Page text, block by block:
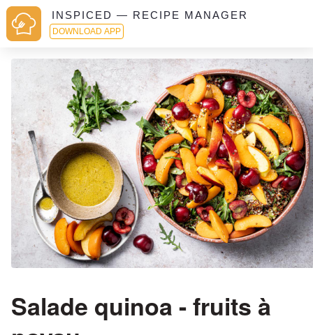
INSPICED — RECIPE MANAGER
DOWNLOAD APP
Salade quinoa - fruits à